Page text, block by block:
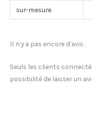
sur-mesure
Il n’y a pas encore d’avis.
Seuls les clients
possibilité de laisser un